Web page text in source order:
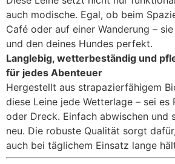
auch modische. Egal, ob beim
Café oder auf einer Wanderung –
und den deines Hundes perfekt.
Langlebig, wetterbeständig und
für jedes Abenteuer
Hergestellt aus strapazierfähigem
diese Leine jede Wetterlage – sei es
oder Dreck. Einfach abwischen und
neu. Die robuste Qualität sorgt
auch bei täglichem Einsatz lange